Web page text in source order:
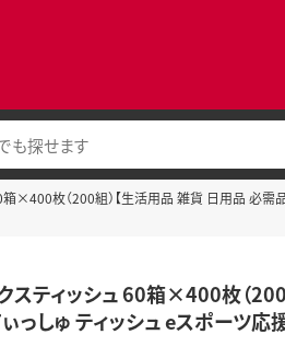
箱×400枚（200組）【生活用品 雑貨 日用品 必
スティッシュ 60箱×400枚（
っしゅ ティッシュ eスポーツ